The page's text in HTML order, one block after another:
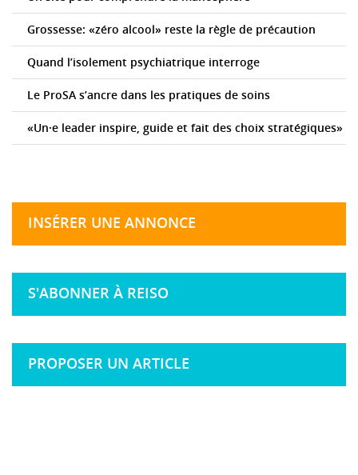
Grossesse: «zéro alcool» reste la règle de précaution
Quand l’isolement psychiatrique interroge
Le ProSA s’ancre dans les pratiques de soins
«Un·e leader inspire, guide et fait des choix stratégiques»
INSÉRER UNE ANNONCE
S'ABONNER À REISO
PROPOSER UN ARTICLE